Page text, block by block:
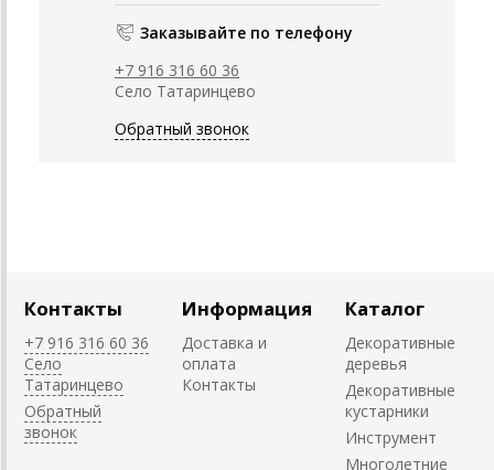
Заказывайте по телефону
+7 916 316 60 36
Село Татаринцево
Обратный звонок
Контакты
+7 916 316 60 36
Село
Татаринцево
Обратный
звонок
Информация
Доставка и
оплата
Контакты
Каталог
Декоративные
деревья
Декоративные
кустарники
Инструмент
Многолетние